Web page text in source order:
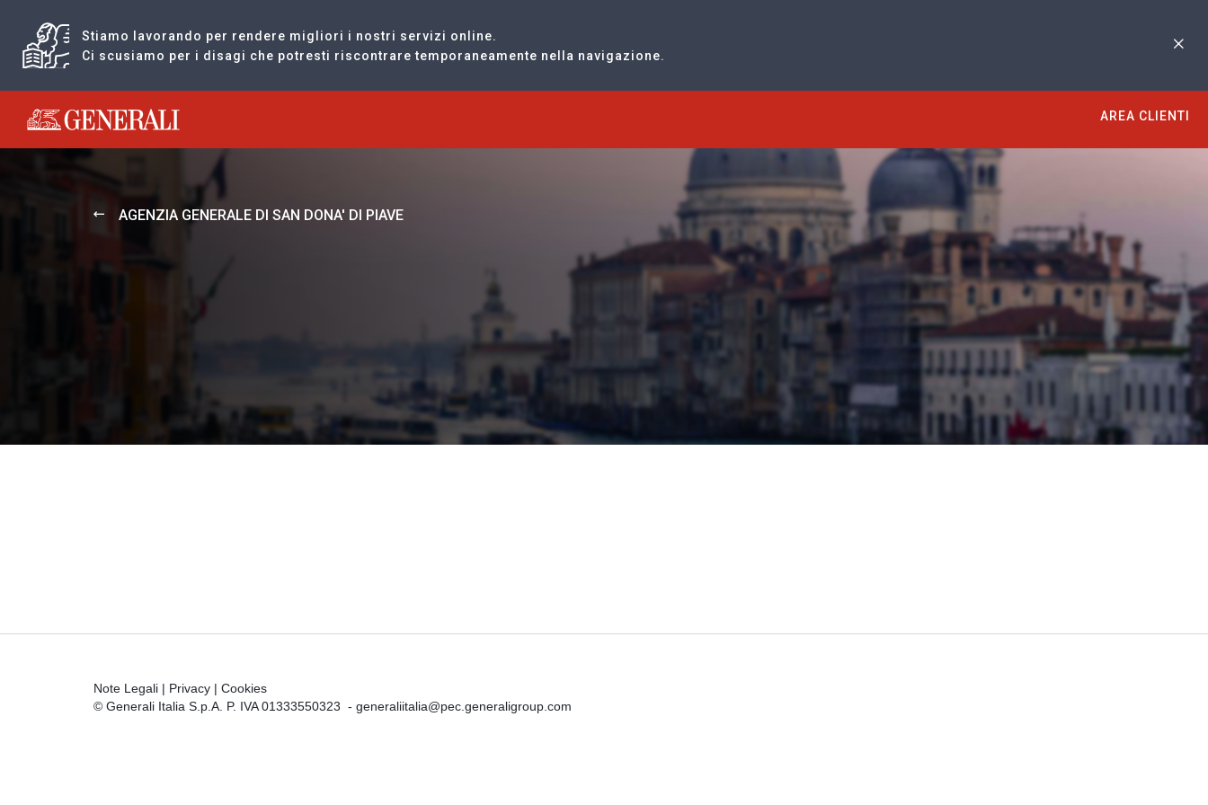
Stiamo lavorando per rendere migliori i nostri servizi online.
Ci scusiamo per i disagi che potresti riscontrare temporaneamente nella navigazione.
Generali logo
AREA CLIENTI
AGENZIA GENERALE DI SAN DONA' DI PIAVE
Note Legali | Privacy | Cookies
© Generali Italia S.p.A. P. IVA 01333550323 - generaliitalia@pec.generaligroup.com